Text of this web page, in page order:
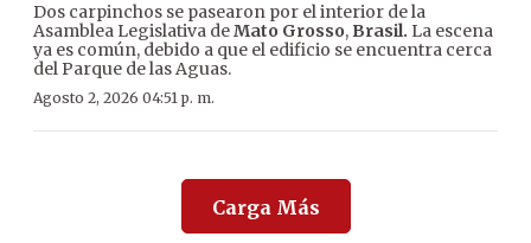
Dos carpinchos se pasearon por el interior de la
Asamblea Legislativa deMato Grosso, Brasil. La escena
ya es común, debido a que el edificio se encuentra cerca
del Parque de las Aguas.
Agosto 2, 2026 04:51 p. m.
Carga Más